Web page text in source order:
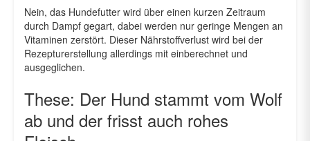
Nein, das Hundefutter wird über einen kurzen Zeitraum
durch Dampf gegart, dabei werden nur geringe Mengen an
Vitaminen zerstört. Dieser Nährstoffverlust wird bei der
Rezepturerstellung allerdings mit einberechnet und
ausgeglichen.
These: Der Hund stammt vom Wolf
ab und der frisst auch rohes